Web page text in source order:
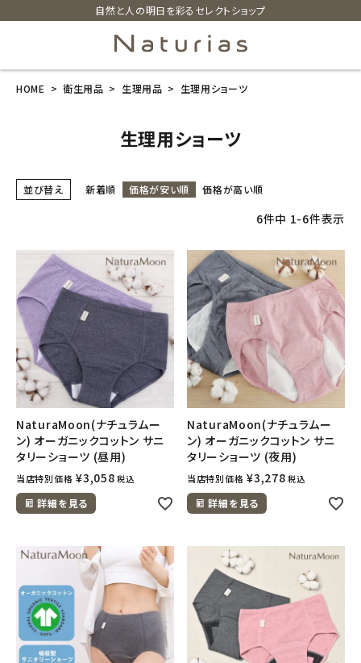
自然と人の明日を彩るセレクトショップ
新商品
美容・コスメ・香水
衛生用品
日用品雑貨
フェムケア
インナー・下着・ナイトウェア
キッズ・ベビー・マタニティ
フード・ドリンク
ブランド
定期購入
HOME 衛生用品 生理用品 生理用ショーツ
生理用ショーツ
並び替え 新着順 価格が安い順 価格が高い順
6件中 1-6件表示
NaturaMoon(ナチュラムー
ン) オーガニックコットン サニ
タリーショーツ (昼用)
当店特別価格 ¥3,058 税込
詳細を見る
NaturaMoon(ナチュラムー
ン) オーガニックコットン サニ
タリーショーツ (夜用)
当店特別価格 ¥3,278 税込
詳細を見る